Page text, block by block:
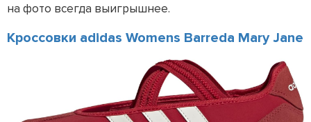
на фото всегда выигрышнее.
Кроссовки adidas Womens Barreda Mary Jane